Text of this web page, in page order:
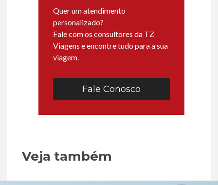
Quer um atendimento
personalizado?
Fale com os consultores da TZ
Viagens e encontre tudo para a sua
viagem.
Fale Conosco
Veja também